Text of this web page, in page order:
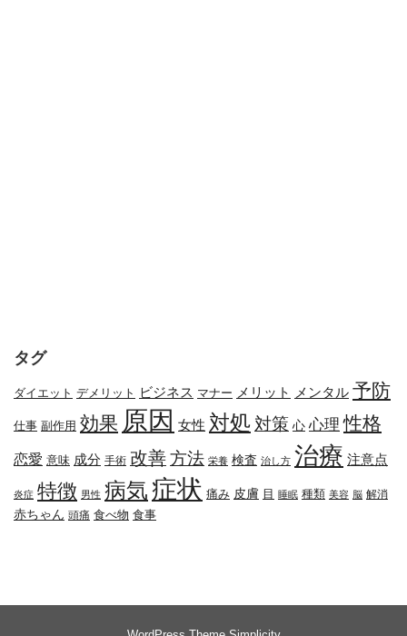
タグ
ダイエット デメリット ビジネス マナー メリット メンタル 予防
仕事 副作用 効果 原因 女性 対処 対策 心 心理 性格
恋愛 意味 成分 手術 改善方法 栄養 検査 治し方 治療 注意点
炎症 特徴 男性 病気症状 痛み 皮膚 目 睡眠 種類 美容 脳 解消
赤ちゃん 頭痛 食べ物 食事